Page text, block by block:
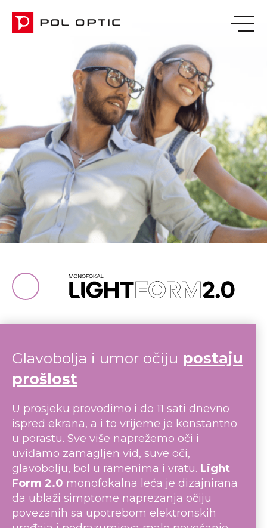
Glavobolja i umor očiju postaju
prošlost
U prosjeku provodimo i do 11 sati dnevno
ispred ekrana, a i to vrijeme je konstantno
u porastu. Sve više naprežemo oči i
uviđamo zamagljen vid, suve oči,
glavobolju, bol u ramenima i vratu. Light
Form 2.0 monofokalna leća je dizajnirana
da ublaži simptome naprezanja očiju
povezanih sa upotrebom elektronskih